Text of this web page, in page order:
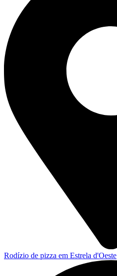
Rodízio de pizza em Estrela d'Oeste